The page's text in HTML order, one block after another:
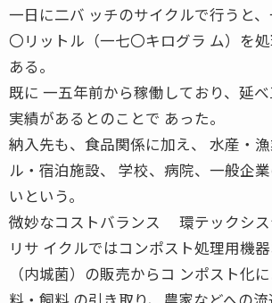
一日に二バ ッチのサイクルで行うと
〇リットル（一七〇キログラ ム）を
ある。
既に 一五年前から稼働しており、延
実績があるとのことで あった。
納入先も、食品関係に加え、 水産・
ル・宿泊施設、 学校、病院、一般企
いという。
微妙なコストバランス 環テックシス
リサ イクルではコンポスト処理用機
（内城菌）の販売からコ ンポスト化